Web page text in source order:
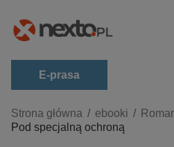
E-prasa
Kategorie
Zobacz wszystkie E-prasa
Strona główna ebooki
Pod specjalną ochroną